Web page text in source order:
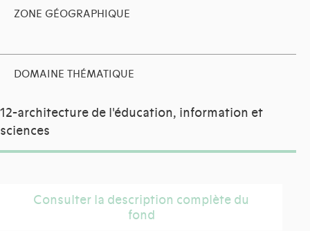
ZONE GÉOGRAPHIQUE
DOMAINE THÉMATIQUE
12-architecture de l'éducation, information et
sciences
Consulter la description complète du
fond